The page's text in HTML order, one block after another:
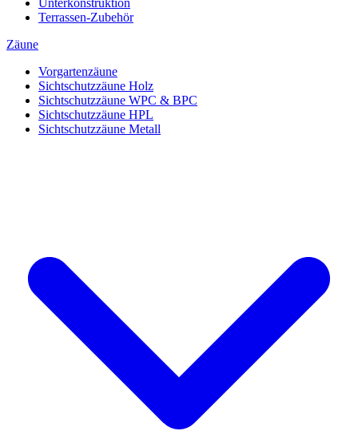
Unterkonstruktion
Terrassen-Zubehör
Zäune
Vorgartenzäune
Sichtschutzzäune Holz
Sichtschutzzäune WPC & BPC
Sichtschutzzäune HPL
Sichtschutzzäune Metall